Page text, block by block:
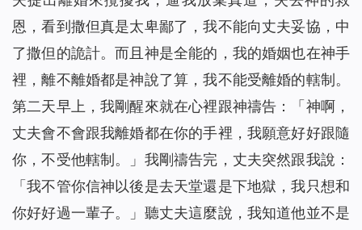
恩，看到撒但真是太卑鄙了，我不能向丈夫妥協，中
了撒但的詭計。而且神是全能的，我的婚姻也在神手
裡，離不離婚都是神說了算，我不能受離婚的轄制。
第二天早上，我剛醒來就在心裡跟神禱告：「神啊，
丈夫會不會跟我離婚都在你的手裡，我願意好好跟隨
你，不受他轄制。」我剛禱告完，丈夫突然跟我說：
「我不管你信神以後是去天堂還是下地獄，我只想和
你好好過一輩子。」聽丈夫這麼說，我知道他並不是